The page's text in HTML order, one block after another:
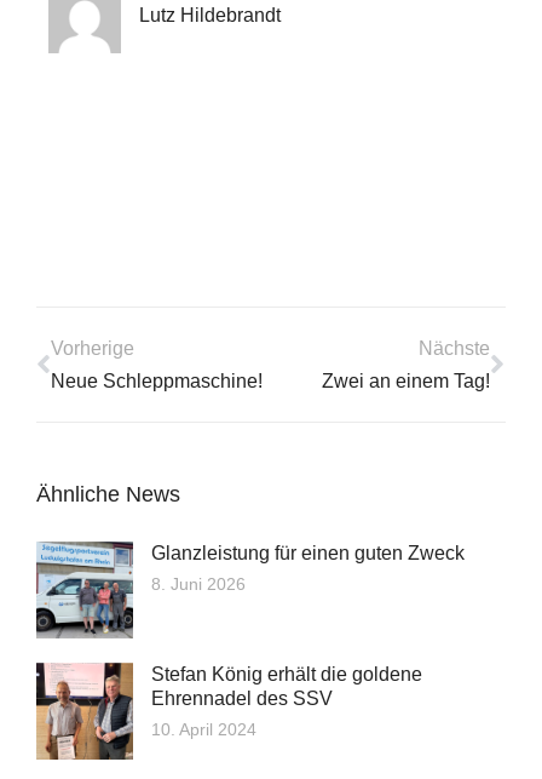
Lutz Hildebrandt
Vorherige
Neue Schleppmaschine!
Nächste
Zwei an einem Tag!
Ähnliche News
Glanzleistung für einen guten Zweck
8. Juni 2026
Stefan König erhält die goldene
Ehrennadel des SSV
10. April 2024